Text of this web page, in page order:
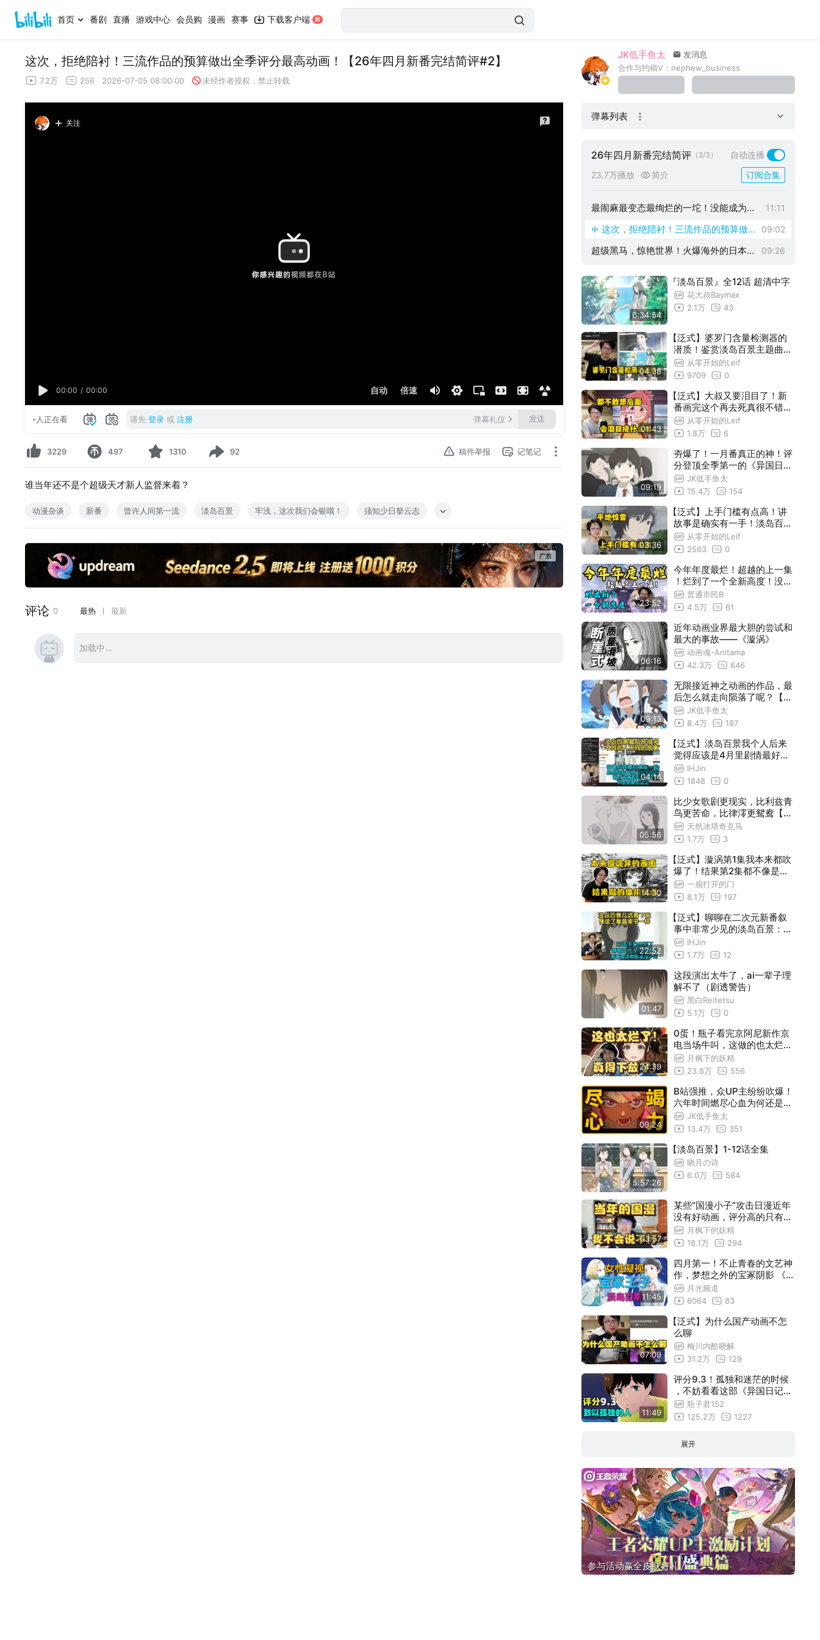
首页 番剧 直播 游戏中心 会员购 漫画 赛事 下载客户端
这次，拒绝陪衬！三流作品的预算做出全季评分最高动画！【26年四月新番完结简评#2】
7.2万 256 2026-07-05 08:00:00 未经作者授权，禁止转载
关注
00:00 / 00:00 自动 倍速
-人正在看 请先 登录 或 注册 弹幕礼仪 发送
3229 497 1310 92 稿件举报 记笔记
谁当年还不是个超级天才新人监督来着？
动漫杂谈 新番 曾许人间第一流 淡岛百景 牢浅，这次我们会银哦！ 须知少日拏云志
JK低手鱼太
发消息
合作与约稿V：nephew_business
弹幕列表
26年四月新番完结简评 （2/3）
自动连播
23.7万播放
简介 订阅合集
最闹麻最变态最绚烂的一坨！没能成为神
作的话，那人类也不当了！【26年四月新
番完结简评#1】
11:11
这次，拒绝陪衬！三流作品的预算做
出全季评分最高动画！【26年四月新
09:02
超级黑马，惊艳世界！火爆海外的日本
月新番完结简评#3】
09:26
6:34:54
『淡岛百景』全12话 超清中字
花大叔Baymax
2.1万
43
04:38
【泛式】婆罗门含量检测器的
潜质！鉴赏淡岛百景主题曲！
看的挺累但单元剧做的很不错
从零开始的Leif
9709
0
01:43
【泛式】大叔又要泪目了！新
番画完这个再去死真很不错！
都不敢想后面会泪目成什么样
！
从零开始的Leif
1.8万
6
09:19
夯爆了！一月番真正的神！评
分登顶全季第一的《异国日记
》究竟特别在何处？【26年一
月新番中期简评#4】
JK低手鱼太
15.4万
154
03:36
【泛式】上手门槛有点高！讲
故事是确实有一手！淡岛百景
完结杂谈有种历史的厚重感！
从零开始的Leif
2563
0
23:52
今年年度最烂！超越的上一集
！烂到了一个全新高度！没怎
么见过的烂，20分钟的时间超
级展开！【泛式】
普通市民B
4.5万
61
06:16
近年动画业界最大胆的尝试和
最大的事故——《漩涡》
动画魂-Anitama
42.3万
646
09:13
无限接近神之动画的作品，最
后怎么就走向陨落了呢？【四
月新番完结简评#2】
JK低手鱼太
8.4万
187
04:14
【泛式】淡岛百景我个人后来
觉得应该是4月里剧情最好的
一部了 确实相比于异国日记上
手门槛有点高 但是我看到后面
IHJin
1848
0
05:56
比少女歌剧更现实，比利兹青
鸟更苦命，比律澪更鸳鸯【新
番讨论区】淡岛百景[1]
天然冰塔奇克马
1.7万
3
14:30
【泛式】漩涡第1集我本来都吹
爆了！结果第2集都不像是一
个系列了，本来挺诡异的结果
做的像搞笑番
一扇打开的门
8.1万
197
22:52
【泛式】聊聊在二次元新番叙
事中非常少见的淡岛百景：这
片它很独特 整个故事里有到现
在非常夸张的五代人的时间跨
多的脑力 要全神贯注的去看
IHJin
1.7万
12
01:47
这段演出太牛了，ai一辈子理
解不了（剧透警告）
黑白Reitetsu
5.1万
0
24:39
0蛋！瓶子看完京阿尼新作京
电当场牛叫，这做的也太烂了
，这第一集是屎啊！【瓶子君
152】
月枫下的妖精
23.8万
556
09:24
B站强推，众UP主纷纷吹爆！
六年时间燃尽心血为何还是换
来人气遇冷？【番声】
JK低手鱼太
13.4万
351
5:57:26
【淡岛百景】1-12话全集
晓月の诗
6.0万
584
03:57
某些“国漫小子”攻击日漫近年
没有好动画，评分高的只有老
的，瓶子当场拿国产老动画举
例子反驳【瓶子君152】
月枫下的妖精
18.1万
294
11:45
四月第一！不止青春的文艺神
作，梦想之外的宝冢阴影 《淡
岛百景》【月光文艺部】
月光频道
6064
83
07:09
【泛式】为什么国产动画不怎
么聊
梅川内酷晓解
31.2万
129
11:49
评分9.3！孤独和迷茫的时候
，不妨看看这部《异国日记》
如何给出回答【瓶子君152】
瓶子君152
125.2万
1227
展开
参与活动赢全皮肤好礼